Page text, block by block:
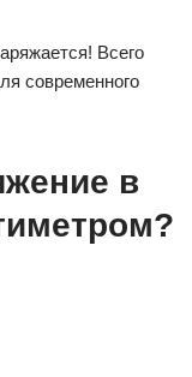
Всего
современного
в